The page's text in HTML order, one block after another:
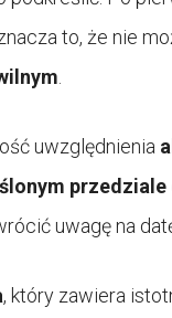
to, że nie
uwzględnienia
przedziale
uwagę na
, który zawiera